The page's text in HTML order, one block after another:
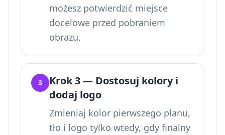
możesz potwierdzić miejsce
docelowe przed pobraniem
obrazu.
3
Krok 3 — Dostosuj kolory i
dodaj logo
Zmieniaj kolor pierwszego planu,
tło i logo tylko wtedy, gdy finalny